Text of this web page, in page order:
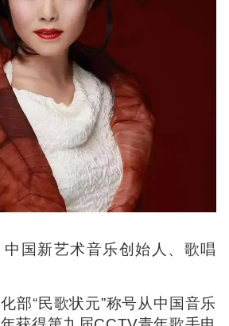
中国新艺术音乐创始人、歌唱
部“民歌状元”称号从中国音乐